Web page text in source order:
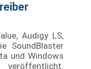
Audigy LS,
SoundBlaster
und Windows